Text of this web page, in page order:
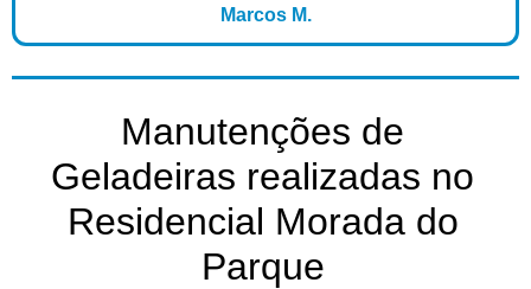
Marcos M.
Manutenções de
Geladeiras realizadas no
Residencial Morada do
Parque​